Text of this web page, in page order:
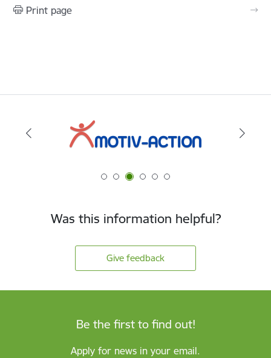
Print page
Was this information helpful?
Give feedback
Be the first to find out!
Apply for news in your email.